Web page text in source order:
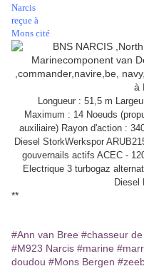
Longueur : 51,5 m
Maximum : 14 Noeuds
auxiliaire) Rayon d'action :
Diesel StorkWerkspor
gouvernails actifs ACEC -
Electrique 3 turbogaz
Diesel
**
#Ann van Bree #chasseur
#M923 Narcis #marine
doudou #Mons Bergen